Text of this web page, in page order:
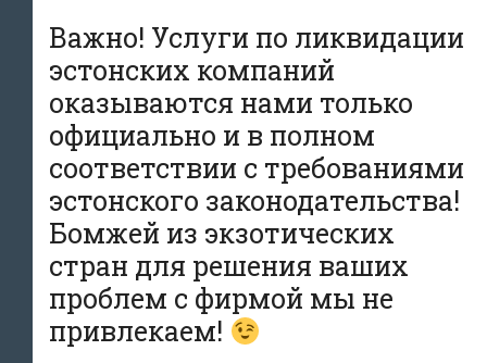
Важно! Услуги по ликвидации
эстонских компаний
оказываются нами только
официально и в полном
соответствии с требованиями
эстонского законодательства!
Бомжей из экзотических
стран для решения ваших
проблем с фирмой мы не
привлекаем!